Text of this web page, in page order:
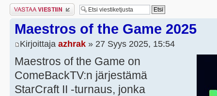
Lähetä vastaus
Maestros of the Game 2025
Kirjoittaja azhrak » 27 Syys 2025, 15:54
Maestros of the Game on
ComeBackTV:n järjestämä
StarCraft II -turnaus, jonka